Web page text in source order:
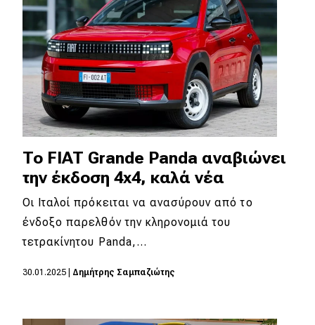
To FIAT Grande Panda αναβιώνει
την έκδοση 4x4, καλά νέα
Οι Ιταλοί πρόκειται να ανασύρουν από το
ένδοξο παρελθόν την κληρονομιά του
τετρακίνητου Panda,…
30.01.2025 Δημήτρης Σαμπαζιώτης